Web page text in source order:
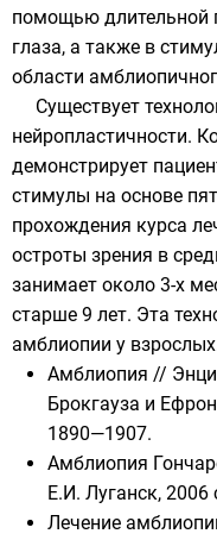
помощью длительной
глаза, а также в
области
Существует
нейропластичности.
демонстрирует
стимулы на основе
прохождения курса
остроты зрения в
занимает около 3-х
старше 9 лет. Эта
амблиопии у
Амблиопия //
Брокгауза и
1890—1907.
Амблиопия
Е.И. Луганск, 2006
Лечение